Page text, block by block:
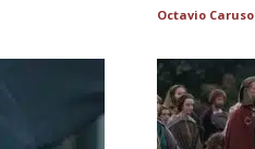
Octavio Caruso